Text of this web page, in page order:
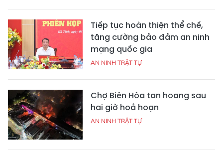
Tiếp tục hoàn thiện thể chế,
tăng cường bảo đảm an ninh
mạng quốc gia
AN NINH TRẬT TỰ
Chợ Biên Hòa tan hoang sau
hai giờ hoả hoạn
AN NINH TRẬT TỰ